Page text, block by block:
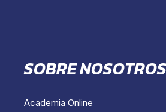
SOBRE NOSOTROS
Academia Online